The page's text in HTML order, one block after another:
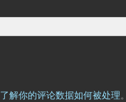
了解你的评论数据如何被处理 。